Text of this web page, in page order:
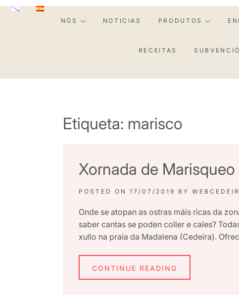
NÓS NOTICIAS PRODUTOS
RECEITAS
Etiqueta: marisco
Xornada de Marisqueo
POSTED ON 17/07/2019 BY
Onde se atopan as ostras máis ricas da
saber cantas se poden coller e cales?
xullo na praia da Madalena (Cedeira).
CONTINUE READING